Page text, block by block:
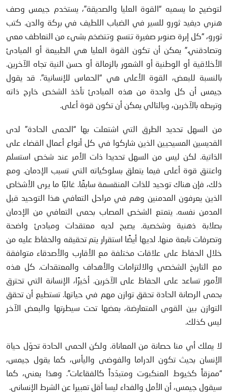
لتوضيح ما يسميه “القوة العليا والصديقة”، يستخدم جيمس وصف
هنري ديفيد ثورو للسير في الضباب اللطيف في بركة والدن. كتب
ثورو، “كل إبرة صنوبر صغيرة تتسع وتتضخم بشيء من التعاطف معي
وتصادقني.” يمكن أن تكون القوة العليا هي الطبيعة أو المبادئ
الأخلاقية أو الوطنية أو الشعور بالزمالة أو حسن النية تجاه الآخرين.
بالنسبة للبعض، القوة الأعلى هي “الحماس للإنسانية”. قد يقول
جيمس أن كل واحدة من هذه المبادئ تأخذ الشخص خارج ذاته
وتربطه بالآخرين، وبالتالي يمكن أن تكون قوة أعلى.
من السهل تحديد الطرق التي اشتعلت بها “الحمى الحادة” لدى
القديسين المسيحيين الذين شاركوا في كل أنواع أعمال القضاء على
الذاتية. لكن ليس من السهل تحديدا ذات الأمر عند شخص استسلم
واعتنق قوة أعلى فيما يتعلق بسلوكياته التي تسبب الإدمان. ومع
ذلك، فإن هناك توحيد للذات المنقسمة سابقًا. غالبًا ما يرى الأشخاص
الذين يعرفون المدمنين وهم في مراحل التعافي هذا التوحيد قبل
المدمن نفسه. يتمتع الشخص المصاب بحمى التعافي من الإدمان
بصلابة ذهنية وشخصية. يصبح لديه معتقدات ومبادئ واضحة
وتصرفات نابعة منها. لديها أيضًا استقرار يتم تحقيقه والحفاظ عليه من
خلال الحفاظ على علاقات مختلفة مع الأقارب والأصدقاء متوافقة
مع التاريخ الشخصي والالتزامات والأهداف والمعتقدات. كل هذه
الأمور تساعد على الحفاظ على الآخرين. أخيرًا، الإنسانة التي تحترق
بحمى الرصانة الحادة تحقق توازن مهم في حياتها. تستطيع أن تحقق
التوازن بين القوى المتعارضة، بعضها تحت سيطرتها والبعض الآخر
ليس كذلك.
لا يملك أي منا حصانة من المعاناة. ولكن الحمى الحادة تحوّل حياة
الإنسان بحيث تكون الدراما والفوضى واليأس، كما يقول جيمس،
“ممزقاً كخيوط العنكبوت ومتبدّداً كالفقاعات”. وهذا يعني، كما
سيقول جيمس، أن الأمل والفداء ليسا أقل تعبيرا عن الشرط الإنساني.